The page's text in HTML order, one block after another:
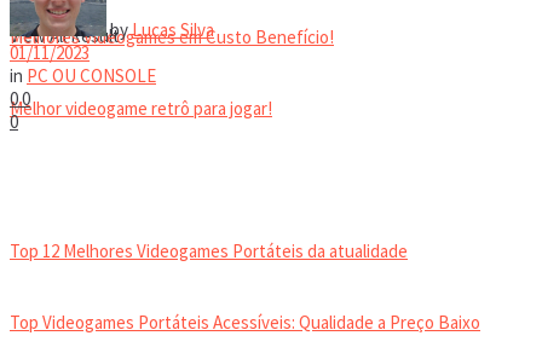
No Result
View All Result
Melhores Videogames em Custo Benefício!
Melhor videogame retrô para jogar!
Top 12 Melhores Videogames Portáteis da atualidade
Top Videogames Portáteis Acessíveis: Qualidade a Preço Baixo
byLucas Silva
01/11/2023
in PC OU CONSOLE
00
0